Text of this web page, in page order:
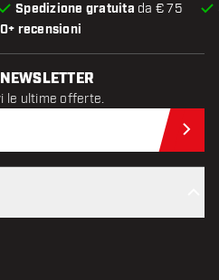
recensioni
Spedizione gratuita da € 75
le ultime offerte.